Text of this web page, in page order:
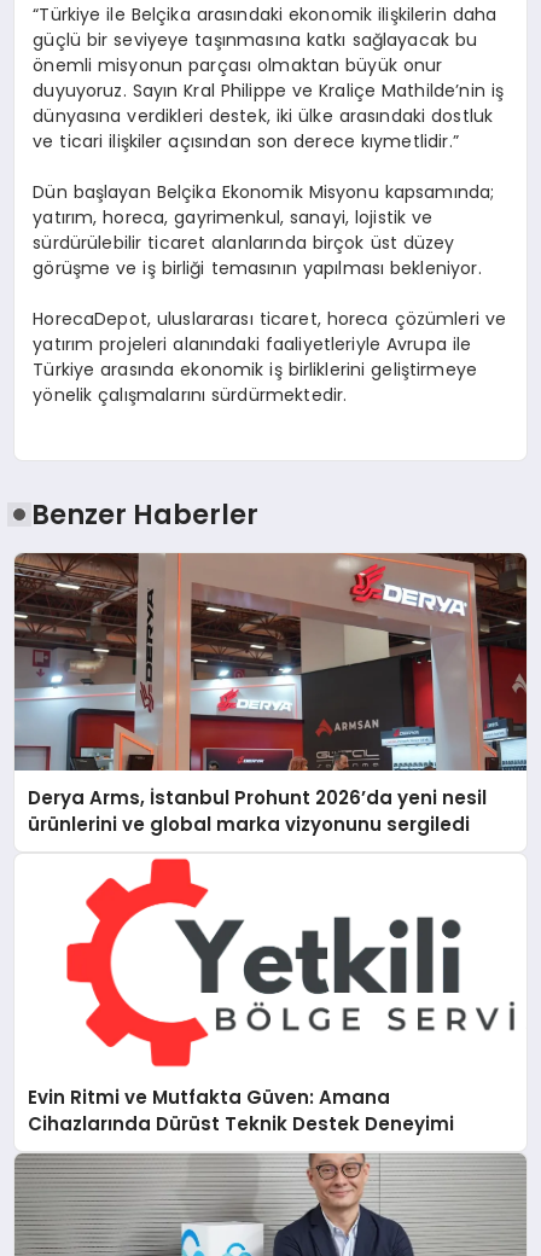
“Türkiye ile Belçika arasındaki ekonomik ilişkilerin daha
güçlü bir seviyeye taşınmasına katkı sağlayacak bu
önemli misyonun parçası olmaktan büyük onur
duyuyoruz. Sayın Kral Philippe ve Kraliçe Mathilde’nin iş
dünyasına verdikleri destek, iki ülke arasındaki dostluk
ve ticari ilişkiler açısından son derece kıymetlidir.”
Dün başlayan Belçika Ekonomik Misyonu kapsamında;
yatırım, horeca, gayrimenkul, sanayi, lojistik ve
sürdürülebilir ticaret alanlarında birçok üst düzey
görüşme ve iş birliği temasının yapılması bekleniyor.
HorecaDepot, uluslararası ticaret, horeca çözümleri ve
yatırım projeleri alanındaki faaliyetleriyle Avrupa ile
Türkiye arasında ekonomik iş birliklerini geliştirmeye
yönelik çalışmalarını sürdürmektedir.
Benzer Haberler
Derya Arms, İstanbul Prohunt 2026’da yeni nesil
ürünlerini ve global marka vizyonunu sergiledi
Evin Ritmi ve Mutfakta Güven: Amana
Cihazlarında Dürüst Teknik Destek Deneyimi